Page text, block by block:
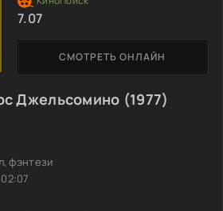
Джельсомино (1977)
фэнтези
02:07
СМОТРЕТЬ ОНЛАЙН
7.07